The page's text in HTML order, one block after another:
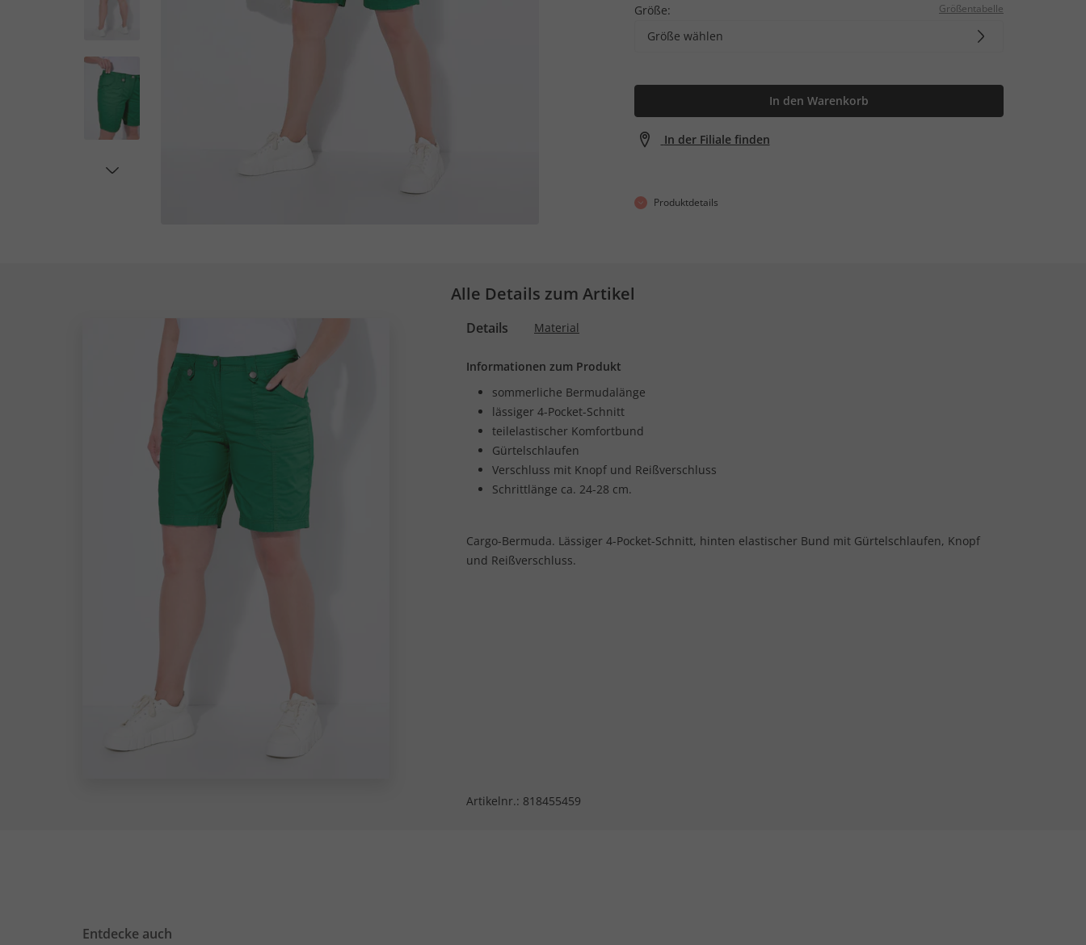
Größe: Größentabelle
Größe wählen
In den Warenkorb
In der Filiale finden
Produktdetails
Alle Details zum Artikel
Details Material
Informationen zum Produkt
sommerliche Bermudalänge
lässiger 4-Pocket-Schnitt
teilelastischer Komfortbund
Gürtelschlaufen
Verschluss mit Knopf und Reißverschluss
Schrittlänge ca. 24-28 cm.
Cargo-Bermuda. Lässiger 4-Pocket-Schnitt, hinten elastischer Bund mit Gürtelschlaufen, Knopf
und Reißverschluss.
Artikelnr.: 818455459
Entdecke auch